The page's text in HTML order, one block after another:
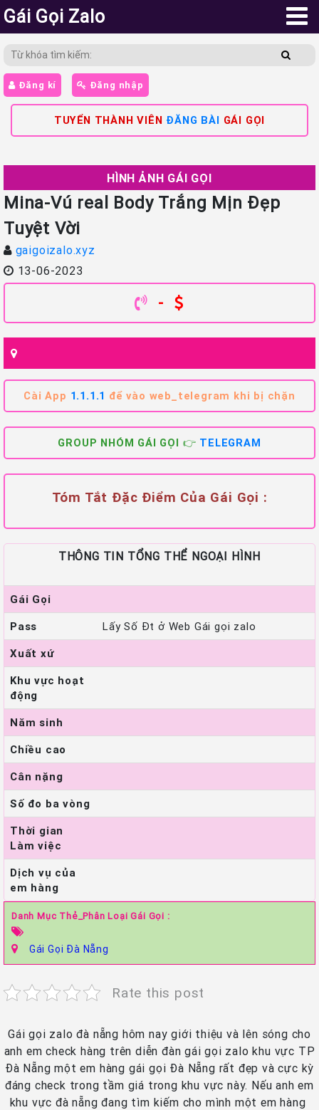
Gái Gọi Zalo
Đăng kí Đăng nhập
TUYỂN THÀNH VIÊN ĐĂNG BÀI GÁI GỌI
HÌNH ẢNH GÁI GỌI
Mina-Vú real Body Trắng Mịn Đẹp
Tuyệt Vời
gaigoizalo.xyz
13-06-2023
-
Cài App 1.1.1.1 để vào web_telegram khi bị chặn
GROUP NHÓM GÁI GỌI 👉 TELEGRAM
Tóm Tắt Đặc Điểm Của Gái Gọi :
THÔNG TIN TỔNG THỂ NGOẠI HÌNH
Gái Gọi
Pass
Lấy Số Đt ở Web Gái gọi zalo
Xuất xứ
Khu vực hoạt
động
Năm sinh
Chiều cao
Cân nặng
Số đo ba vòng
Thời gian
Làm việc
Dịch vụ của
em hàng
Danh Mục Thẻ_Phân Loại Gái Gọi :
Gái Gọi Đà Nẵng
Rate this post
Gái gọi zalo đà nẵng hôm nay giới thiệu và lên sóng cho
anh em check hàng trên diễn đàn gái gọi zalo khu vực TP
Đà Nẵng một em hàng gái gọi Đà Nẵng rất đẹp và cực kỳ
đáng check trong tầm giá trong khu vực này. Nếu anh em
khu vực đà nẵng đang tìm kiếm cho mình một em hàng